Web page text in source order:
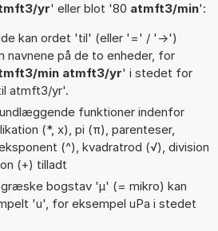
yr' eller blot '80 atmft3/min':
kan ordet 'til' (eller '=' / '->')
navnene på de to enheder, for
min atmft3/yr' i stedet for
atmft3/yr'.
funktioner indenfor
(*, x), pi (π), parenteser,
(^), kvadratrod (√), division
(+) tilladt
bogstav 'µ' (= mikro) kan
'u', for eksempel uPa i stedet